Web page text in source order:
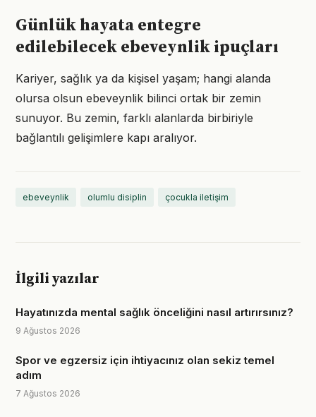
Günlük hayata entegre
edilebilecek ebeveynlik ipuçları
Kariyer, sağlık ya da kişisel yaşam; hangi alanda
olursa olsun ebeveynlik bilinci ortak bir zemin
sunuyor. Bu zemin, farklı alanlarda birbiriyle
bağlantılı gelişimlere kapı aralıyor.
ebeveynlik olumlu disiplin çocukla iletişim
İlgili yazılar
Hayatınızda mental sağlık önceliğini nasıl artırırsınız?
9 Ağustos 2026
Spor ve egzersiz için ihtiyacınız olan sekiz temel
adım
7 Ağustos 2026